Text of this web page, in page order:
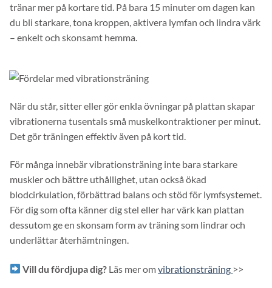
tränar mer på kortare tid. På bara 15 minuter om dagen kan
du bli starkare, tona kroppen, aktivera lymfan och lindra värk
– enkelt och skonsamt hemma.
När du står, sitter eller gör enkla övningar på plattan skapar
vibrationerna tusentals små muskelkontraktioner per minut.
Det gör träningen effektiv även på kort tid.
För många innebär vibrationsträning inte bara starkare
muskler och bättre uthållighet, utan också ökad
blodcirkulation, förbättrad balans och stöd för lymfsystemet.
För dig som ofta känner dig stel eller har värk kan plattan
dessutom ge en skonsam form av träning som lindrar och
underlättar återhämtningen.
Vill du fördjupa dig? Läs mer omvibrationsträning >>